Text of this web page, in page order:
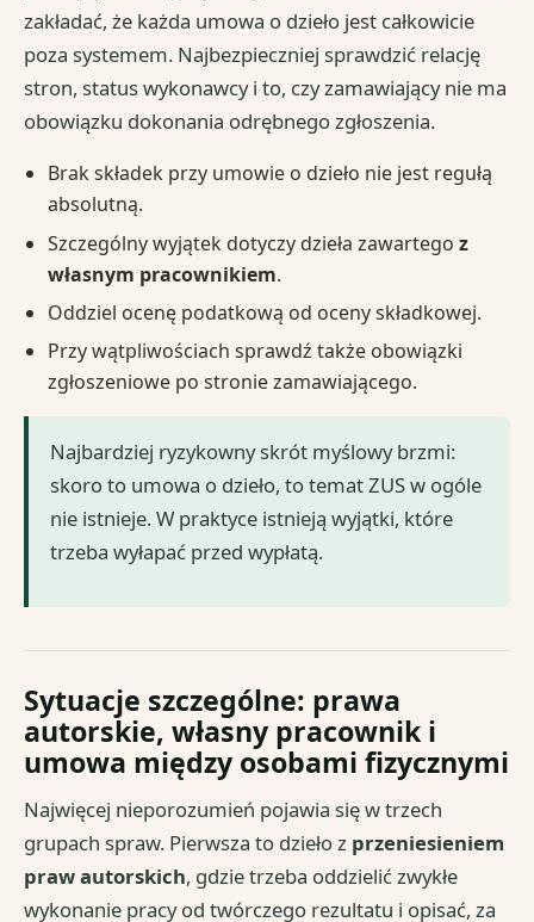
zakładać, że każda umowa o dzieło jest całkowicie
poza systemem. Najbezpieczniej sprawdzić relację
stron, status wykonawcy i to, czy zamawiający nie ma
obowiązku dokonania odrębnego zgłoszenia.
Brak składek przy umowie o dzieło nie jest regułą
absolutną.
Szczególny wyjątek dotyczy dzieła zawartego z
własnym pracownikiem.
Oddziel ocenę podatkową od oceny składkowej.
Przy wątpliwościach sprawdź także obowiązki
zgłoszeniowe po stronie zamawiającego.
Najbardziej ryzykowny skrót myślowy brzmi:
skoro to umowa o dzieło, to temat ZUS w ogóle
nie istnieje. W praktyce istnieją wyjątki, które
trzeba wyłapać przed wypłatą.
Sytuacje szczególne: prawa
autorskie, własny pracownik i
umowa między osobami fizycznymi
Najwięcej nieporozumień pojawia się w trzech
grupach spraw. Pierwsza to dzieło z przeniesieniem
praw autorskich, gdzie trzeba oddzielić zwykłe
wykonanie pracy od twórczego rezultatu i opisać, za